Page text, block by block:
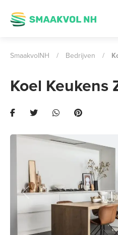
SmaakvolNH / Bedrijven /
Koel Keukens
Previous